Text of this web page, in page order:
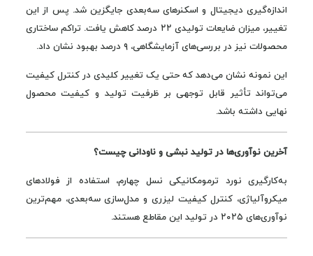
اندازه‌گیری دیجیتال و اسکنرهای سه‌بعدی جایگزین شد. پس از این
تغییر، میزان ضایعات تولیدی ۲۲ درصد کاهش یافت. تراکم ساختاری
محصولات نیز در بررسی‌های آزمایشگاهی، ۹ درصد بهبود نشان داد.
این نمونه نشان می‌دهد که حتی یک تغییر کلیدی در کنترل کیفیت
می‌تواند تأثیر قابل توجهی بر ظرفیت تولید و کیفیت محصول
نهایی داشته باشد.
آخرین نوآوری‌ها در تولید نبشی و ناودانی چیست؟
به‌کارگیری نورد ترمومکانیکی نسل چهارم، استفاده از فولادهای
میکروآلیاژی، کنترل کیفیت لیزری و مدل‌سازی سه‌بعدی، مهم‌ترین
نوآوری‌های ۲۰۲۵ در تولید این مقاطع هستند.